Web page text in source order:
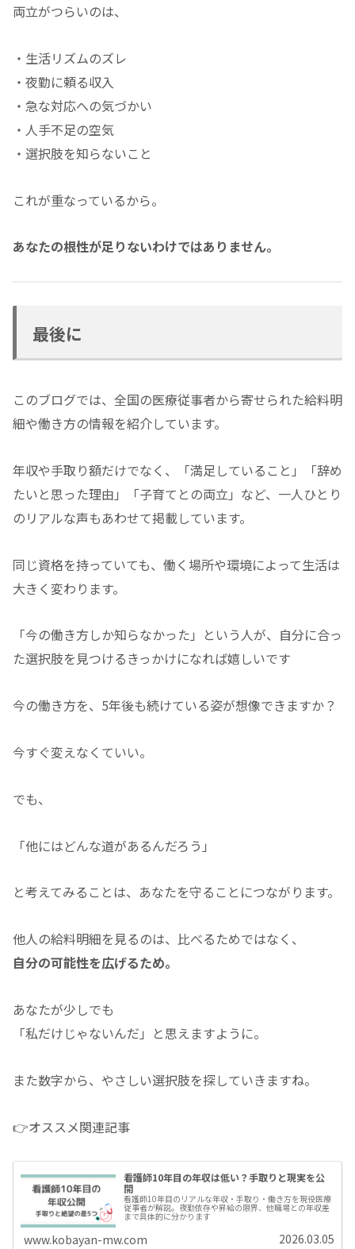
両立がつらいのは、
・生活リズムのズレ
・夜勤に頼る収入
・急な対応への気づかい
・人手不足の空気
・選択肢を知らないこと
これが重なっているから。
あなたの根性が足りないわけではありません。
最後に
このブログでは、全国の医療従事者から寄せられた給料明
細や働き方の情報を紹介しています。
年収や手取り額だけでなく、「満足していること」「辞め
たいと思った理由」「子育てとの両立」など、一人ひとり
のリアルな声もあわせて掲載しています。
同じ資格を持っていても、働く場所や環境によって生活は
大きく変わります。
「今の働き方しか知らなかった」という人が、自分に合っ
た選択肢を見つけるきっかけになれば嬉しいです
今の働き方を、5年後も続けている姿が想像できますか？
今すぐ変えなくていい。
でも、
「他にはどんな道があるんだろう」
と考えてみることは、あなたを守ることにつながります。
他人の給料明細を見るのは、比べるためではなく、
自分の可能性を広げるため。
あなたが少しでも
「私だけじゃないんだ」と思えますように。
また数字から、やさしい選択肢を探していきますね。
👉オススメ関連記事
看護師10年目の年収は低い？手取りと現実を公
開
看護師10年目のリアルな年収・手取り・働き方を現役医療
従事者が解説。夜勤依存や昇給の限界、他職場との年収差
まで具体的に分かります
www.kobayan-mw.com 2026.03.05